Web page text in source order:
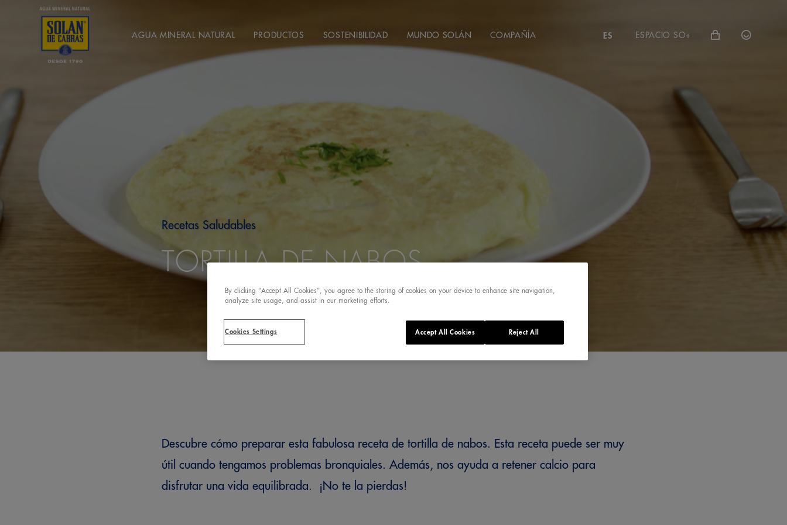
AGUA MINERAL NATURAL PRODUCTOS SOSTENIBILIDAD MUNDO SOLÁN COMPAÑÍA ES ESPACIO SO+
Recetas Saludables
TORTILLA DE NABOS
Descubre cómo preparar esta fabulosa receta de tortilla de nabos. Esta receta puede ser muy
útil cuando tengamos problemas bronquiales. Además, nos ayuda a retener calcio para
disfrutar una vida equilibrada. ¡No te la pierdas!
By clicking “Accept All Cookies”, you agree to the storing of cookies on your device to enhance site navigation,
analyze site usage, and assist in our marketing efforts.
Reject All
Accept All Cookies
Cookies Settings